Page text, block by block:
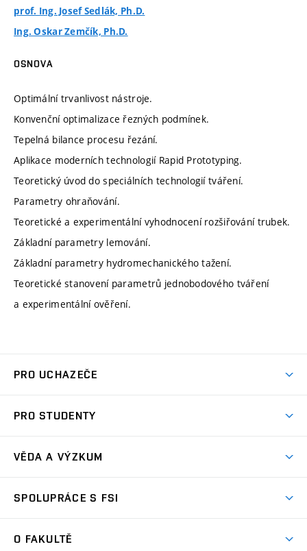
prof. Ing. Josef Sedlák, Ph.D.
Ing. Oskar Zemčík, Ph.D.
OSNOVA
Optimální trvanlivost nástroje.
Konvenční optimalizace řezných podmínek.
Tepelná bilance procesu řezání.
Aplikace moderních technologií Rapid Prototyping.
Teoretický úvod do speciálních technologií tváření.
Parametry ohraňování.
Teoretické a experimentální vyhodnocení rozšiřování trubek.
Základní parametry lemování.
Základní parametry hydromechanického tažení.
Teoretické stanovení parametrů jednobodového tváření
a experimentální ověření.
PRO UCHAZEČE
Ambasadoři studia
Zápisy
PRO STUDENTY
Studijní předpisy
Pro prváky
VĚDA A VÝZKUM
Oblasti výzkumu
SPOLUPRÁCE S FSI
O FAKULTĚ